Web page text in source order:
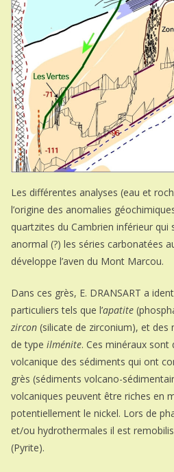
Les différentes analyses (eau et
l’origine des anomalies
quartzites du Cambrien inférieur
anormal (?) les séries carbonatées
développe l’aven du Mont Marcou.
Dans ces grès, E. DRANSART a
particuliers tels que l’apatite
zircon (silicate de zirconium), et
de type ilménite. Ces minéraux sont
volcanique des sédiments qui ont
grès (sédiments volcano-
volcaniques peuvent être riches en
potentiellement le nickel. Lors de
et/ou hydrothermales il est
(Pyrite).